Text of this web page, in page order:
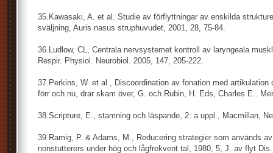
35.Kawasaki, A. et al. Studie av förflyttningar av enskilda
sväljning, Auris nasus struphuvudet, 2001, 28, 75-84.
36.Ludlow, CL, Centrala nervsystemet kontroll av laryngeala
Respir. Physiol. Neurobiol. 2005, 147, 205-222.
37.Perkins, W. et al., Discoordination av fonation med artikulation
förr och nu, drar skam över, G. och Rubin, H. Eds, Charles E..
38.Scripture, E., stamning och läspande, 2: a uppl., Macmillan,
39.Ramig, P. & Adams, M., Reducering strategier som används
nonstutterers under hög och lågfrekvent tal, 1980, 5, J. av flyt